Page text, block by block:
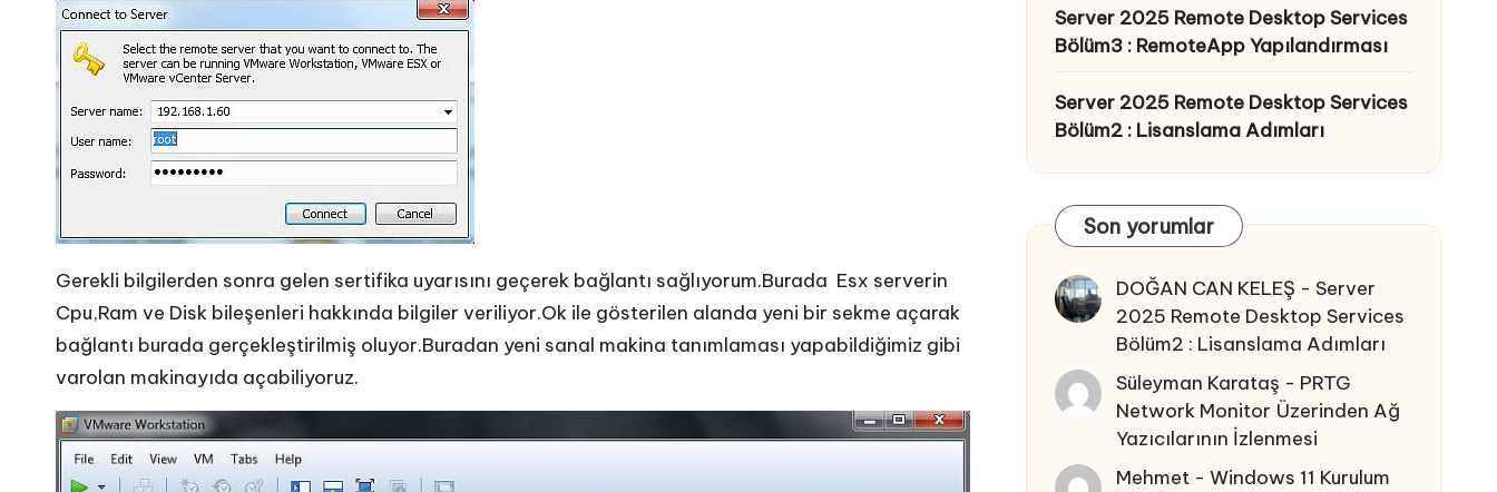
Gerekli bilgilerden sonra gelen sertifika uyarısını geçerek bağlantı sağlıyorum.Burada Esx serverin
Cpu,Ram ve Disk bileşenleri hakkında bilgiler veriliyor.Ok ile gösterilen alanda yeni bir sekme açarak
bağlantı burada gerçekleştirilmiş oluyor.Buradan yeni sanal makina tanımlaması yapabildiğimiz gibi
varolan makinayıda açabiliyoruz.
Server 2025 Remote Desktop Services
Bölüm3 : RemoteApp Yapılandırması
Server 2025 Remote Desktop Services
Bölüm2 : Lisanslama Adımları
Son yorumlar
DOĞAN CAN KELEŞ -Server
2025 Remote Desktop Services
Bölüm2 : Lisanslama Adımları
Süleyman Karataş - PRTG
Network Monitor Üzerinden Ağ
Yazıcılarının İzlenmesi
Mehmet -Windows 11 Kurulum